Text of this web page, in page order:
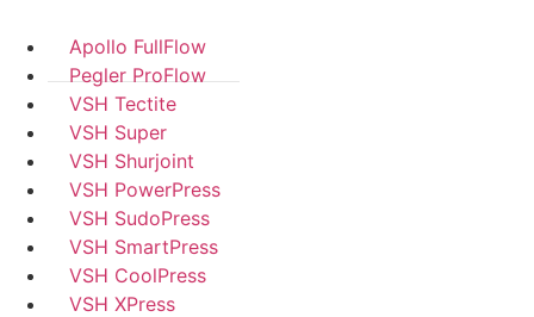
Apollo FullFlow
Pegler ProFlow
VSH Tectite
VSH Super
VSH Shurjoint
VSH PowerPress
VSH SudoPress
VSH SmartPress
VSH CoolPress
VSH XPress